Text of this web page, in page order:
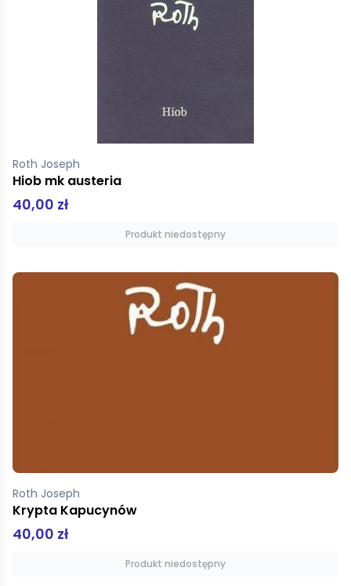
Roth Joseph
Hiob mk austeria
40,00 zł
Produkt niedostępny
Roth Joseph
Krypta Kapucynów
40,00 zł
Produkt niedostępny